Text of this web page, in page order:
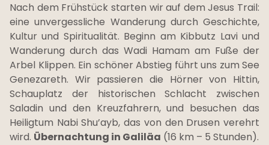
Nach dem Frühstück starten wir auf dem Jesus Trail:
eine unvergessliche Wanderung durch Geschichte,
Kultur und Spiritualität. Beginn am Kibbutz Lavi und
Wanderung durch das Wadi Hamam am Fuße der
Arbel Klippen. Ein schöner Abstieg führt uns zum See
Genezareth. Wir passieren die Hörner von Hittin,
Schauplatz der historischen Schlacht zwischen
Saladin und den Kreuzfahrern, und besuchen das
Heiligtum Nabi Shu’ayb, das von den Drusen verehrt
wird. Übernachtung in Galiläa (16 km – 5 Stunden).